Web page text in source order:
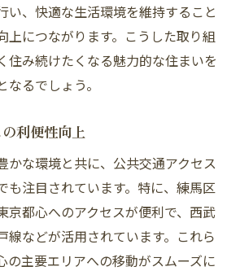
い、快適な生活環境を維持すること
上につながります。こうした取り組
住み続けたくなる魅力的な住まいを
るでしょう。
利便性向上
かな環境と共に、公共交通アクセス
も注目されています。特に、練馬区
京都心へのアクセスが便利で、西武
線などが活用されています。これら
の主要エリアへの移動がスムーズに